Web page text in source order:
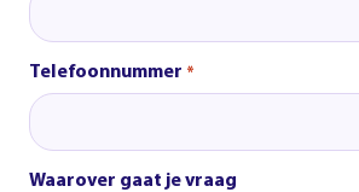
Telefoonnummer *
Waarover gaat je vraag